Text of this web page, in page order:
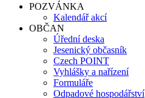
POZVÁNKA
Kalendář akcí
OBČAN
Úřední deska
Jesenický občasník
Czech POINT
Vyhlášky a nařízení
Formuláře
Odpadové hospodářství